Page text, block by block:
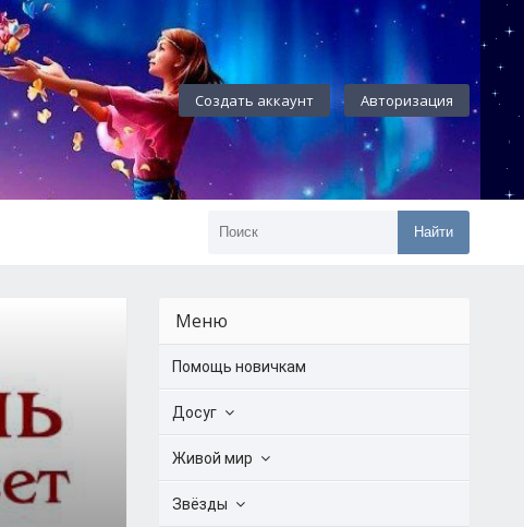
Создать аккаунт Авторизация
Найти
Меню
Помощь новичкам
Досуг
Живой мир
Звёзды